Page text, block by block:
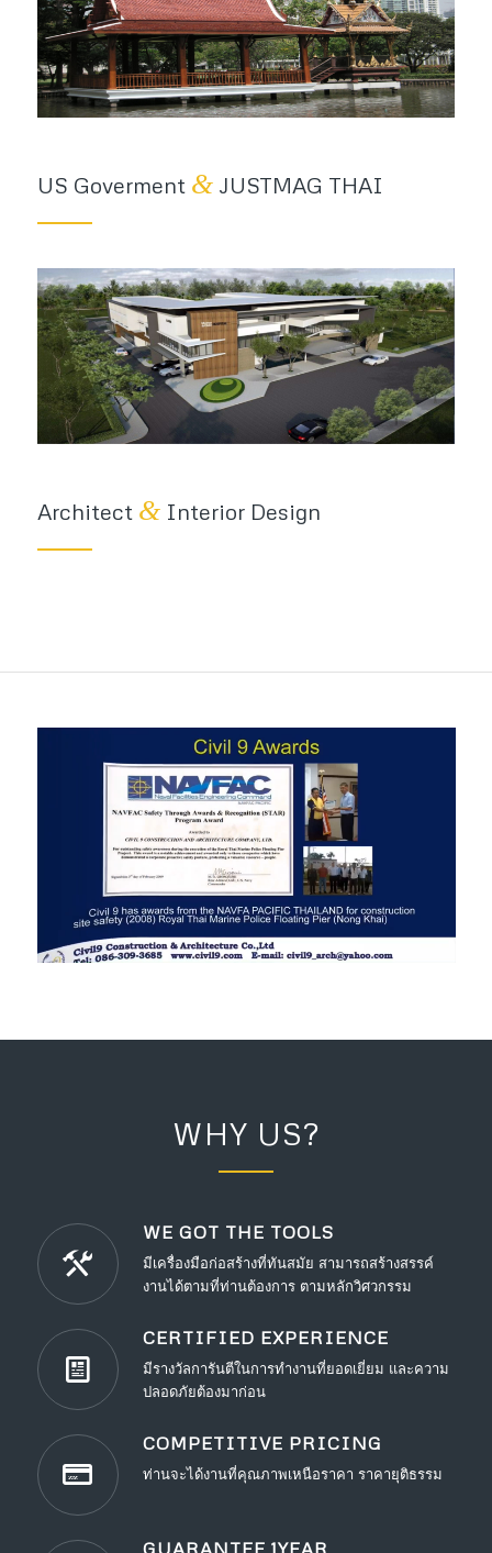
US Goverment &JUSTMAG THAI
Architect &Interior Design
WHY US?
WE GOT THE TOOLS
มีเครื่องมือก่อสร้างที่ทันสมัย สามารถสร้างสรรค์
งานได้ตามที่ท่านต้องการ ตามหลักวิศวกรรม
CERTIFIED EXPERIENCE
มีรางวัลการันตีในการทำงานที่ยอดเยี่ยม และความ
ปลอดภัยต้องมาก่อน
COMPETITIVE PRICING
ท่านจะได้งานที่คุณภาพเหนือราคา ราคายุติธรรม